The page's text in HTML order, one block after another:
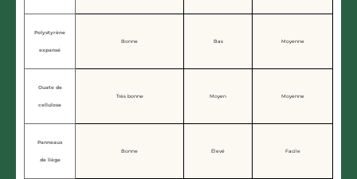
Polystyrène
expansé
Bonne Bas Moyenne
Ouate de
cellulose
Très bonne Moyen Moyenne
Panneaux
de liège
Bonne Élevé Facile